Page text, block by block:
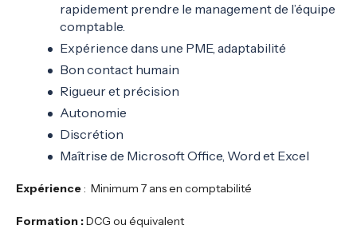
rapidement prendre le management de l’équipe
comptable.
Expérience dans une PME, adaptabilité
Bon contact humain
Rigueur et précision
Autonomie
Discrétion
Maîtrise de Microsoft Office, Word et Excel
Expérience: Minimum 7 ans en comptabilité
Formation :DCG ou équivalent